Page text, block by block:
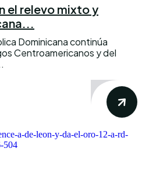
el relevo mixto y
Dominicana continúa
Centroamericanos y del